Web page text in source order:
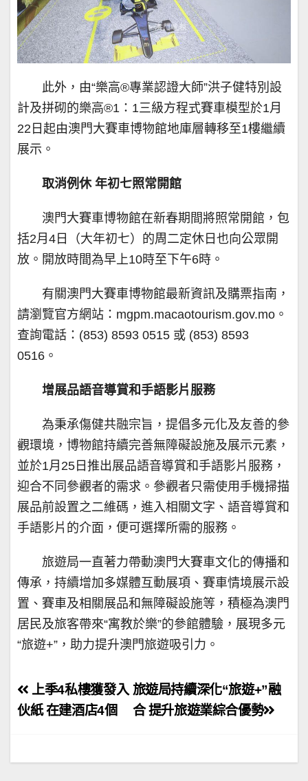
此外，由“樂高®專業認證大師”洪子健特別設
計及拼砌的樂高®1：1三級方程式賽車模型於1月
22日起由澳門大賽車博物館地庫層轉移至1樓繼續
展示。
取消例休 年初七照常開館
澳門大賽車博物館在新春期間將照常開館，包
括2月4日（大年初七）的周二定休日也向公眾開
放。開放時間為早上10時至下午6時。
有關澳門大賽車博物館最新資訊及購票指南，
請瀏覽官方網站：mgpm.macaotourism.gov.mo。
查詢電話：(853) 8593 0515 或 (853) 8593
0516。
增展品語音導賞和手語影片服務
為秉承傷健共融宗旨，提倡多元化及友善的參
觀環境，博物館持續完善無障礙設施及展示元素，
並於1月25日推出展品語音導賞和手語影片服務，
迎合不同參觀者的需求。參觀者只需使用手機掃描
展品前設置之二維碼，進入相關文字、語音導賞和
手語影片的介面，便可選擇所需的服務。
旅遊局一直著力帶動澳門大賽車文化的傳播和
傳承，持續增加多媒體互動展項、賽車情境展示設
置、賽車及相關展品和無障礙設施等，積極為澳門
居民及旅客帶來“寓教於樂”的參館體驗，展現多元
“旅遊+”，助力提升澳門旅遊吸引力。
文
章
覽
旅遊局持續深化“旅遊+”融
合 提升旅遊業綜合優勢
上季4私樓獲發入
伙紙 在建酒店4個